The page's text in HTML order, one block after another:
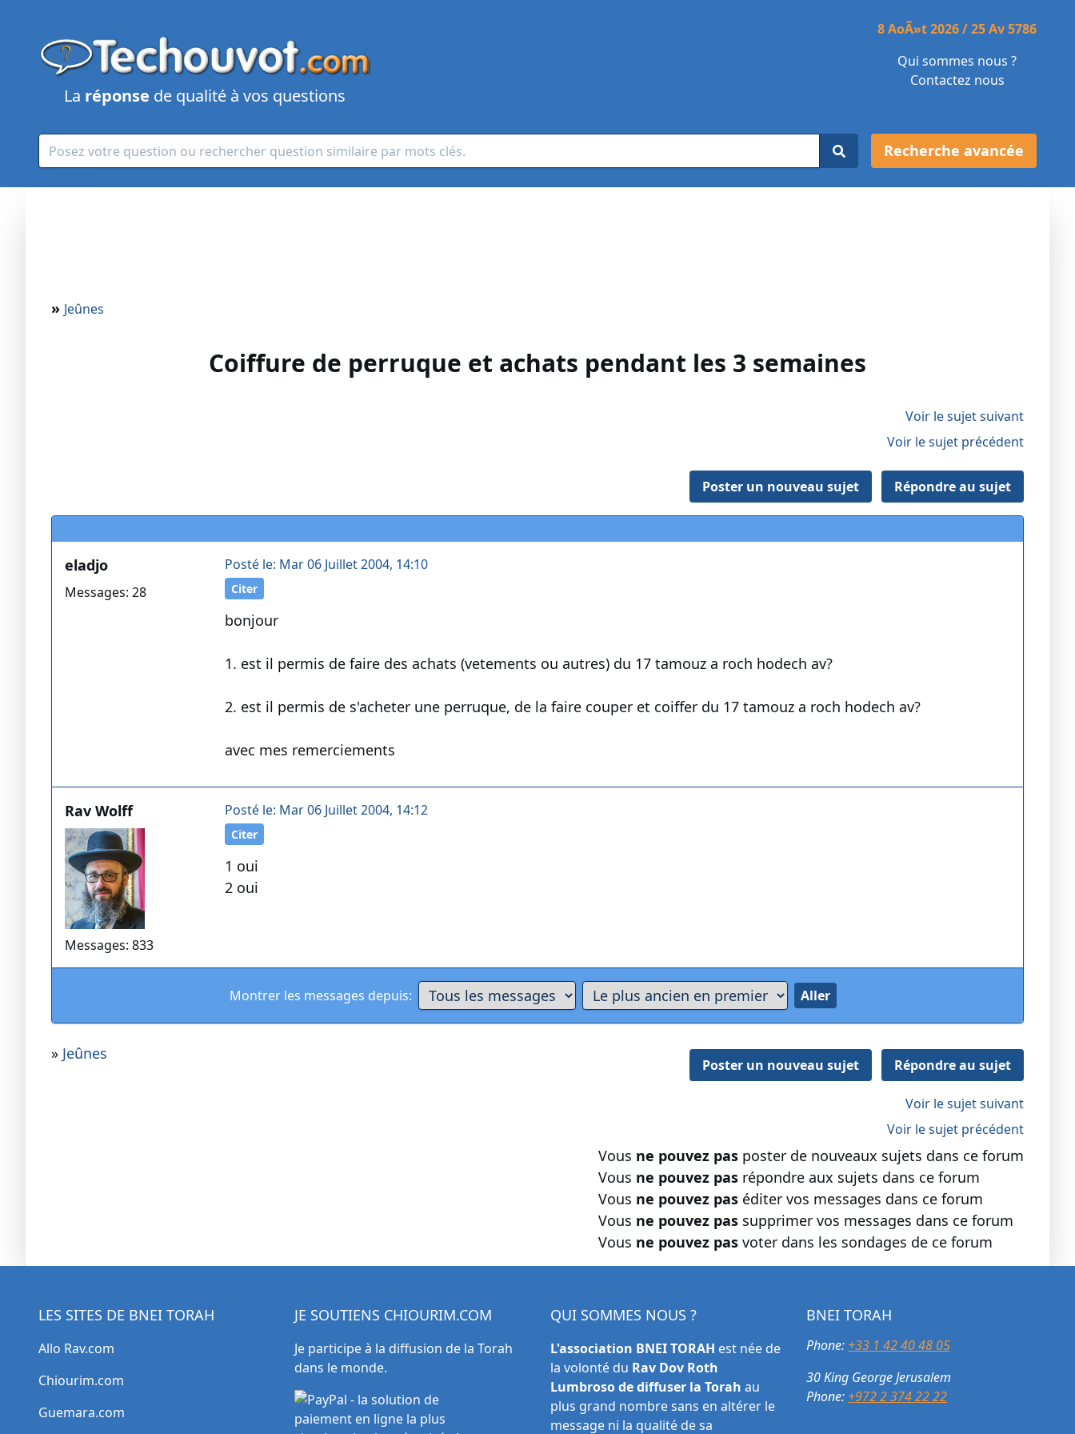
La réponse de qualité à vos questions
8 AoÃ»t 2026 / 25 Av 5786
Qui sommes nous ?
Contactez nous
Recherche avancée
» Jeûnes
Coiffure de perruque et achats pendant les 3 semaines
Voir le sujet suivant
Voir le sujet précédent
Poster un nouveau sujet Répondre au sujet
eladjo
Messages: 28
Posté le: Mar 06 Juillet 2004, 14:10
Citer
bonjour
1. est il permis de faire des achats (vetements ou autres) du 17 tamouz a roch hodech av?
2. est il permis de s'acheter une perruque, de la faire couper et coiffer du 17 tamouz a roch hodech av?
avec mes remerciements
Rav Wolff
Messages: 833
Posté le: Mar 06 Juillet 2004, 14:12
Citer
1 oui
2 oui
Montrer les messages depuis:
» Jeûnes
Poster un nouveau sujet Répondre au sujet
Voir le sujet suivant
Voir le sujet précédent
Vous ne pouvez pas poster de nouveaux sujets dans ce forum
Vous ne pouvez pas répondre aux sujets dans ce forum
Vous ne pouvez pas éditer vos messages dans ce forum
Vous ne pouvez pas supprimer vos messages dans ce forum
Vous ne pouvez pas voter dans les sondages de ce forum
LES SITES DE BNEI TORAH
Allo Rav.com
Chiourim.com
Guemara.com
JE SOUTIENS CHIOURIM.COM
Je participe à la diffusion de la Torah
dans le monde.
QUI SOMMES NOUS ?
L'association BNEI TORAH est née de
la volonté du Rav Dov Roth
Lumbroso de diffuser la Torah au
plus grand nombre sans en altérer le
message ni la qualité de sa
BNEI TORAH
Phone: +33 1 42 40 48 05
30 King George Jerusalem
Phone: +972 2 374 22 22